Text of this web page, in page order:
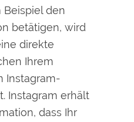
Beispiel den
betätigen, wird
direkte
Ihrem
Instagram-
Instagram erhält
dass Ihr